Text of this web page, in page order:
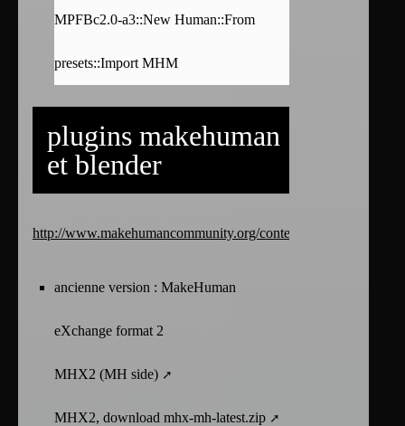
MPFBc2.0-a3::New Human::From
presets::Import MHM
plugins makehuman
et blender
http://www.makehumancommunity.org/content/plugins.html
ancienne version : MakeHuman
eXchange format 2
MHX2 (MH side)
MHX2, download mhx-mh-latest.zip